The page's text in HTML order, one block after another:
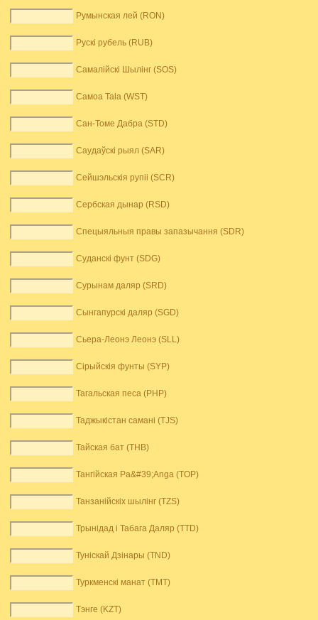
Румынская лей (RON)
Рускі рубель (RUB)
Самалійскі Шылінг (SOS)
Самоа Tala (WST)
Сан-Томе Дабра (STD)
Саудаўскі рыял (SAR)
Сейшэльскія рупіі (SCR)
Сербская дынар (RSD)
Спецыяльныя правы запазычання (SDR)
Суданскі фунт (SDG)
Сурынам даляр (SRD)
Сынгапурскі даляр (SGD)
Сьера-Леонэ Леонэ (SLL)
Сірыйскія фунты (SYP)
Тагальская песа (PHP)
Таджыкістан самані (TJS)
Тайская бат (THB)
Тангійская Pa&#39;Anga (TOP)
Танзанійскіх шылінг (TZS)
Трынідад і Табага Даляр (TTD)
Туніскай Дзінары (TND)
Туркменскі манат (TMT)
Тэнге (KZT)